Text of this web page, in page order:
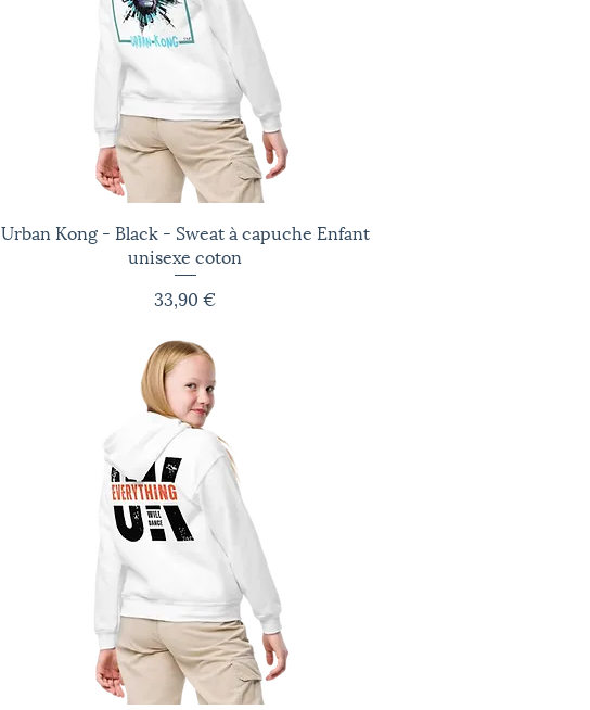
Aperçu rapide
Urban Kong - Black - Sweat à capuche Enfant
unisexe coton
Prix
33,90 €